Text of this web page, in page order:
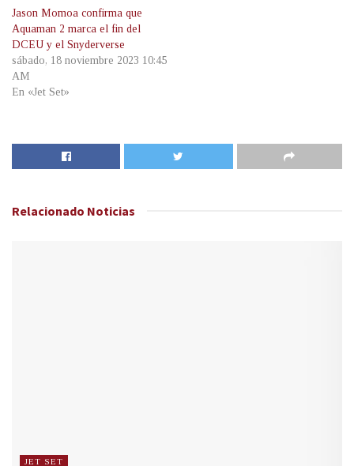
Jason Momoa confirma que
Aquaman 2 marca el fin del
DCEU y el Snyderverse
sábado, 18 noviembre 2023 10:45
AM
En «Jet Set»
Relacionado Noticias
JET SET